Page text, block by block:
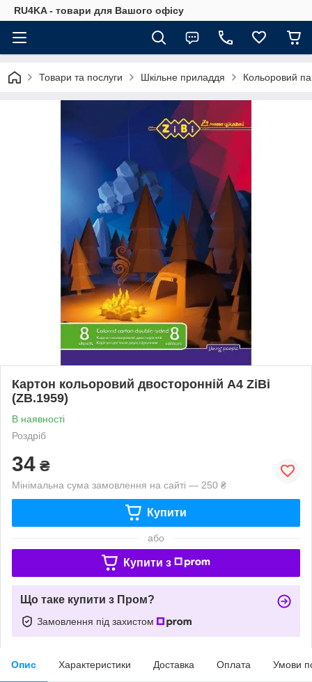
RU4KA - товари для Вашого офісу
Товари та послуги Шкільне приладдя Кольоровий
Картон кольоровий двосторонній А4 ZiBi
(ZB.1959)
В наявності
Роздріб
34 ₴
Мінімальна сума замовлення на сайті — 250 ₴
Купити
або
Купити з
Що таке купити з Пром?
Замовлення під захистом
Опис Характеристики Доставка Оплата Умови